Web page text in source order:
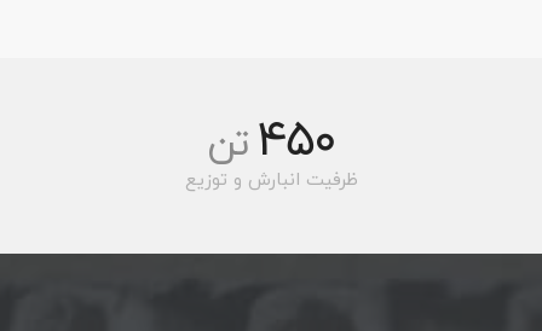
450تن
ظرفیت انبارش و توزیع